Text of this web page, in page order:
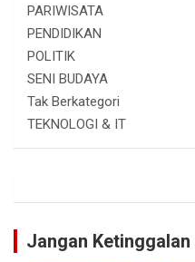
PARIWISATA
PENDIDIKAN
POLITIK
SENI BUDAYA
Tak Berkategori
TEKNOLOGI & IT
Jangan Ketinggalan